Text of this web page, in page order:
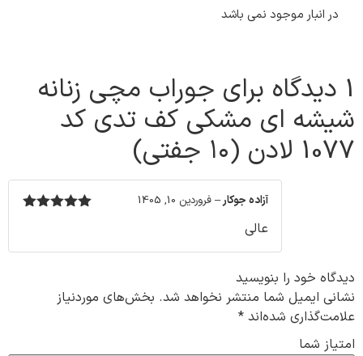
در انبار موجود نمی باشد
1 دیدگاه برای جوراب مچی زنانه
شیشه ای مشکی کف تدی کد
1077 لادن (۱۰ جفتی)
آزاده جوکار– فروردین 10, 1405
عالی
دیدگاه خود را بنویسید
نشانی ایمیل شما منتشر نخواهد شد. بخش‌های موردنیاز
علامت‌گذاری شده‌اند *
امتیاز شما